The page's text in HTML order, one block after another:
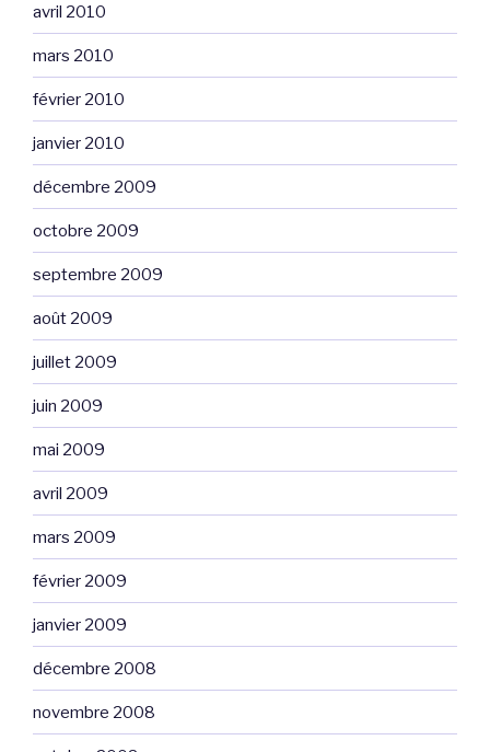
avril 2010
mars 2010
février 2010
janvier 2010
décembre 2009
octobre 2009
septembre 2009
août 2009
juillet 2009
juin 2009
mai 2009
avril 2009
mars 2009
février 2009
janvier 2009
décembre 2008
novembre 2008